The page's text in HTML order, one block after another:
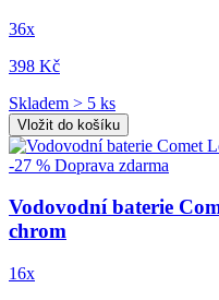
36x
398 Kč
Skladem > 5 ks
Vložit do košíku
-27 % Doprava zdarma
Vodovodní baterie
chrom
16x